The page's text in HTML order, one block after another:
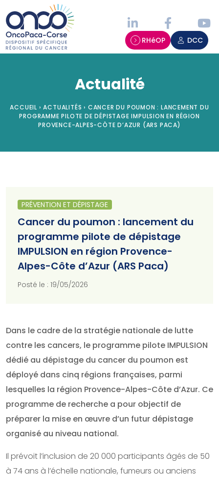
RHéOP DCC
Actualité
ACCUEIL › ACTUALITÉS › CANCER DU POUMON : LANCEMENT DU
PROGRAMME PILOTE DE DÉPISTAGE IMPULSION EN RÉGION
PROVENCE-ALPES-CÔTE D’AZUR (ARS PACA)
PRÉVENTION ET DÉPISTAGE
Cancer du poumon : lancement du
programme pilote de dépistage
IMPULSION en région Provence-
Alpes-Côte d’Azur (ARS Paca)
Posté le : 19/05/2026
Dans le cadre de la stratégie nationale de lutte
contre les cancers, le programme pilote IMPULSION
dédié au dépistage du cancer du poumon est
déployé dans cinq régions françaises, parmi
lesquelles la région Provence-Alpes-Côte d’Azur. Ce
programme de recherche a pour objectif de
préparer la mise en œuvre d’un futur dépistage
organisé au niveau national.
Il prévoit l’inclusion de 20 000 participants âgés de 50
à 74 ans à l’échelle nationale, fumeurs ou anciens
Panneau de gestion des cookies